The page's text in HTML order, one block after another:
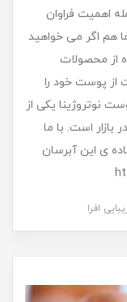
اهمیت فراوان
هم اگر می خواهید
از محصولات
از پوست خود را
نوتروژینا یکی از
است. با ما
ی این آبرسان
افرا